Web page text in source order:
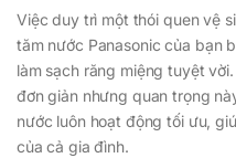
Việc duy trì một thói quen vệ
tăm nước Panasonic của bạn
làm sạch răng miệng tuyệt
đơn giản nhưng quan trọng
nước luôn hoạt động tối ưu,
của cả gia đình.